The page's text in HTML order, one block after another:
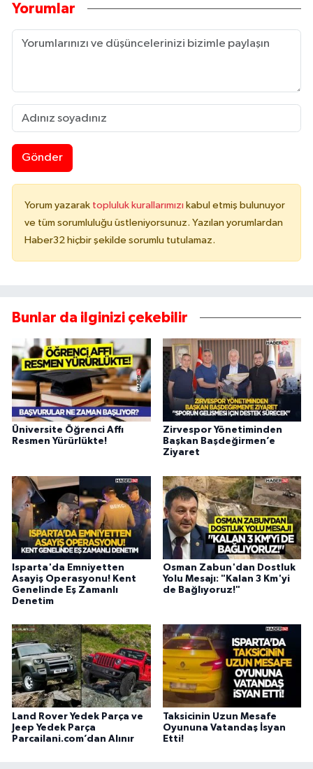
Yorumlar
Gönder
Yorum yazarak topluluk kurallarımızı kabul etmiş bulunuyor
ve tüm sorumluluğu üstleniyorsunuz. Yazılan yorumlardan
Haber32 hiçbir şekilde sorumlu tutulamaz.
Bunlar da ilginizi çekebilir
Üniversite Öğrenci Affı
Resmen Yürürlükte!
Zirvespor Yönetiminden
Başkan Başdeğirmen’e
Ziyaret
Isparta'da Emniyetten
Asayiş Operasyonu! Kent
Genelinde Eş Zamanlı
Denetim
Osman Zabun'dan Dostluk
Yolu Mesajı: "Kalan 3 Km'yi
de Bağlıyoruz!"
Land Rover Yedek Parça ve
Jeep Yedek Parça
Parcailani.com’dan Alınır
Taksicinin Uzun Mesafe
Oyununa Vatandaş İsyan
Etti!